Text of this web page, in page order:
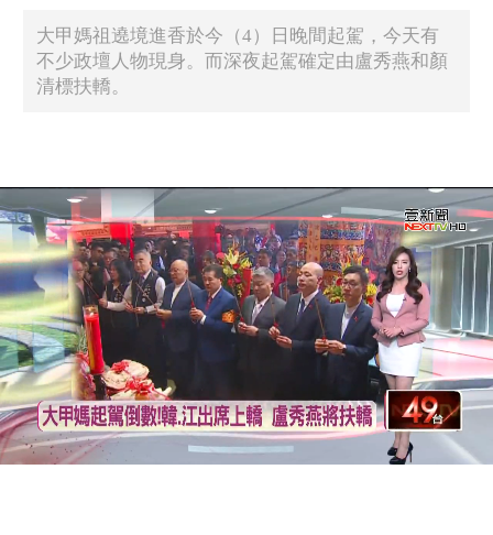
大甲媽祖遶境進香於今（4）日晚間起駕，今天有
不少政壇人物現身。而深夜起駕確定由盧秀燕和顏
清標扶轎。